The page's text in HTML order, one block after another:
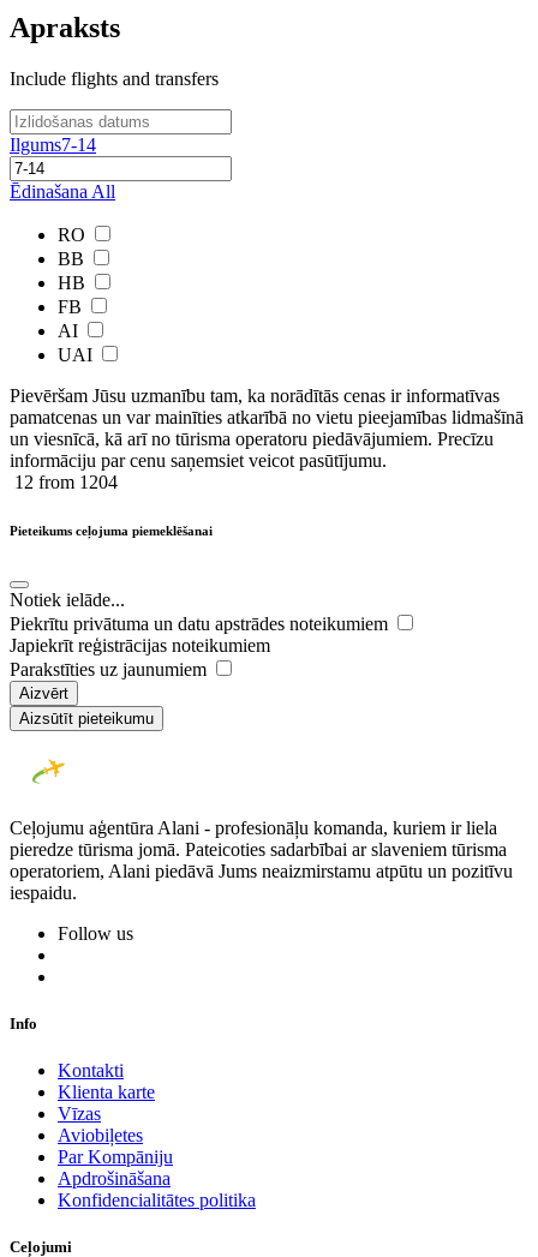
Apraksts
Include flights and transfers
Ilgums7-14
Ēdinašana All
RO
BB
HB
FB
AI
UAI
Pievēršam Jūsu uzmanību tam, ka norādītās cenas ir ​informatīvas ​
pamatcenas un var mainīties atkarībā ​no ​vietu pieejamības lidmašīnā
un viesnīcā, kā arī no tūrisma operatoru piedāvājumiem. Precīzu
informāciju par cenu saņemsiet veicot pasūtījumu.
12 from 1204
Pieteikums ceļojuma piemeklēšanai
Notiek ielāde...
Piekrītu privātuma un datu apstrādes noteikumiem
Japiekrīt reģistrācijas noteikumiem
Parakstīties uz jaunumiem
Aizvērt
Aizsūtīt pieteikumu
Ceļojumu aģentūra Alani - profesionāļu komanda, kuriem ir liela
pieredze tūrisma jomā. Pateicoties sadarbībai ar slaveniem tūrisma
operatoriem, Alani piedāvā Jums neaizmirstamu atpūtu un pozitīvu
iespaidu.
Follow us
Info
Kontakti
Klienta karte
Vīzas
Aviobiļetes
Par Kompāniju
Apdrošināšana
Konfidencialitātes politika
Ceļojumi